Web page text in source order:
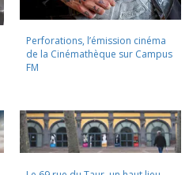
Perforations, l’émission cinéma
de la Cinémathèque sur Campus
FM